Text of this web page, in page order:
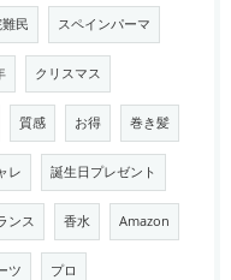
民 スペインパーマ
クリスマス
質感 お得 巻き髪
レ 誕生日プレゼント
ンス 香水 Amazon
ツ プロ